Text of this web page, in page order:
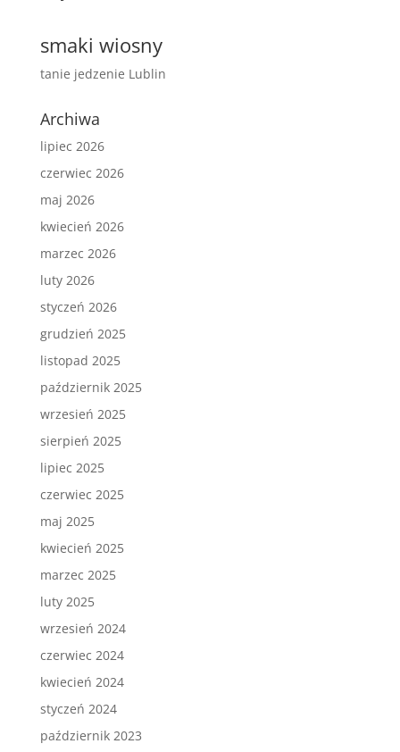
smaki wiosny
tanie jedzenie Lublin
Archiwa
lipiec 2026
czerwiec 2026
maj 2026
kwiecień 2026
marzec 2026
luty 2026
styczeń 2026
grudzień 2025
listopad 2025
październik 2025
wrzesień 2025
sierpień 2025
lipiec 2025
czerwiec 2025
maj 2025
kwiecień 2025
marzec 2025
luty 2025
wrzesień 2024
czerwiec 2024
kwiecień 2024
styczeń 2024
październik 2023